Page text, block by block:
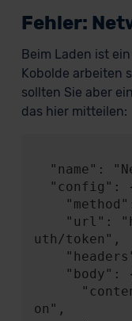
Fehler:
Beim Laden ist
Kobolde arbeiten
sollten Sie aber
das hier mitteilen:
uth/token",
on",